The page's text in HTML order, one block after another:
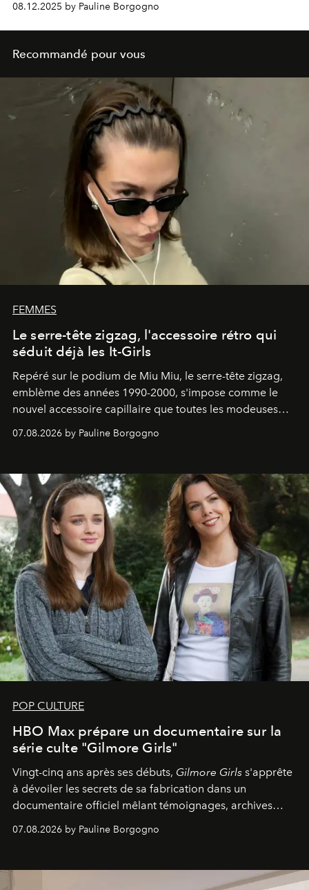
08.12.2025 by Pauline Borgogno
Recommandé pour vous
FEMMES
Le serre-tête zigzag, l'accessoire rétro qui
séduit déjà les It-Girls
Repéré sur le podium de Miu Miu, le serre-tête zigzag,
emblème des années 1990-2000, s'impose comme le
nouvel accessoire capillaire que toutes les modeuses
s'arrachent déjà.
07.08.2026 by Pauline Borgogno
POP CULTURE
HBO Max prépare un documentaire sur la
série culte "Gilmore Girls"
Vingt-cinq ans après ses débuts, Gilmore Girls s'apprête
à dévoiler les secrets de sa fabrication dans un
documentaire officiel mêlant témoignages, archives
inédites et plongée dans les coulisses d'un phénomène
générationnel.
07.08.2026 by Pauline Borgogno